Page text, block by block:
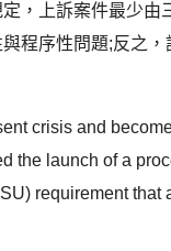
，上訴案件最少
程序性問題;反之
crisis and
the launch of a
requirement